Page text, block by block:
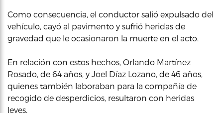
Como consecuencia, el conductor salió expulsado del
vehículo, cayó al pavimento y sufrió heridas de
gravedad que le ocasionaron la muerte en el acto.
En relación con estos hechos, Orlando Martínez
Rosado, de 64 años, y Joel Díaz Lozano, de 46 años,
quienes también laboraban para la compañía de
recogido de desperdicios, resultaron con heridas
leves.